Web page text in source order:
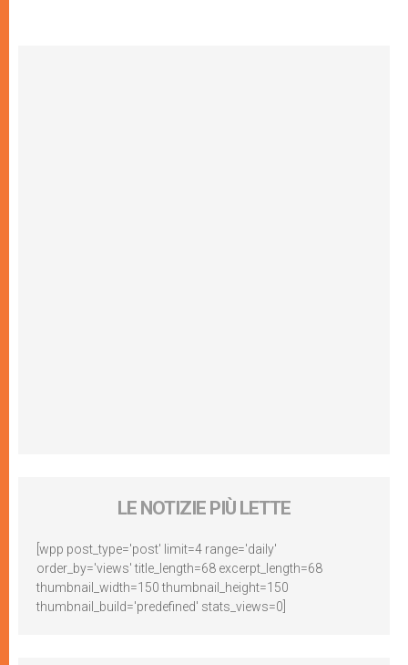
LE NOTIZIE PIÙ LETTE
[wpp post_type='post' limit=4 range='daily'
order_by='views' title_length=68 excerpt_length=68
thumbnail_width=150 thumbnail_height=150
thumbnail_build='predefined' stats_views=0]